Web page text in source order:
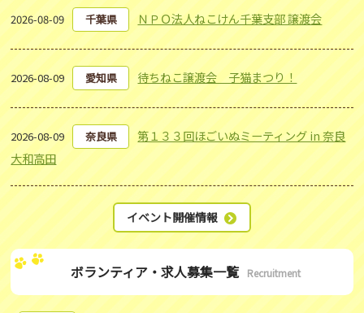
2026-08-09 千葉県 ＮＰＯ法人ねこけん千葉支部 譲渡会
2026-08-09 愛知県 待ちねこ譲渡会 子猫まつり！
2026-08-09 奈良県
第１３３回ほごいぬミーティング in 奈良
大和高田
イベント開催情報
ボランティア・求人募集一覧 Recruitment